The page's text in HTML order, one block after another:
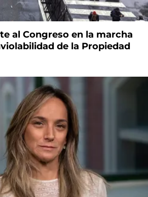
al Congreso en la marcha
de la Propiedad